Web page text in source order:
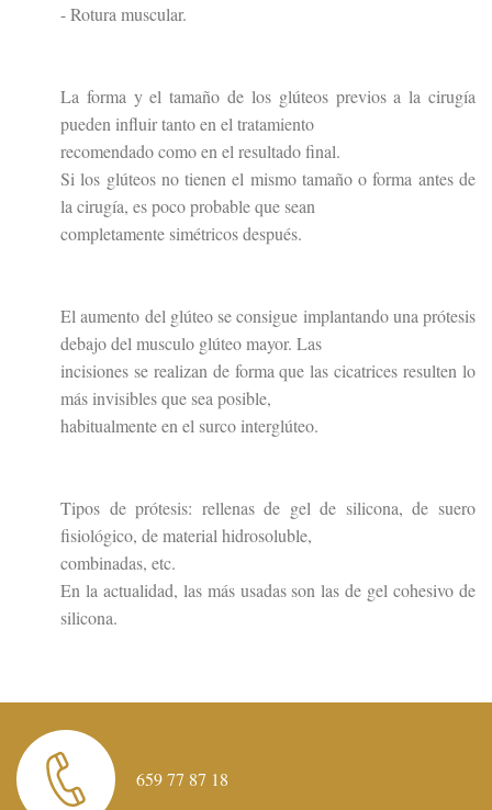
- Rotura muscular.
La forma y el tamaño de los glúteos previos a la cirugía
pueden influir tanto en el tratamiento
recomendado como en el resultado final.
Si los glúteos no tienen el mismo tamaño o forma antes de
la cirugía, es poco probable que sean
completamente simétricos después.
El aumento del glúteo se consigue implantando una prótesis
debajo del musculo glúteo mayor. Las
incisiones se realizan de forma que las cicatrices resulten lo
más invisibles que sea posible,
habitualmente en el surco interglúteo.
Tipos de prótesis: rellenas de gel de silicona, de suero
fisiológico, de material hidrosoluble,
combinadas, etc.
En la actualidad, las más usadas son las de gel cohesivo de
silicona.
659 77 87 18